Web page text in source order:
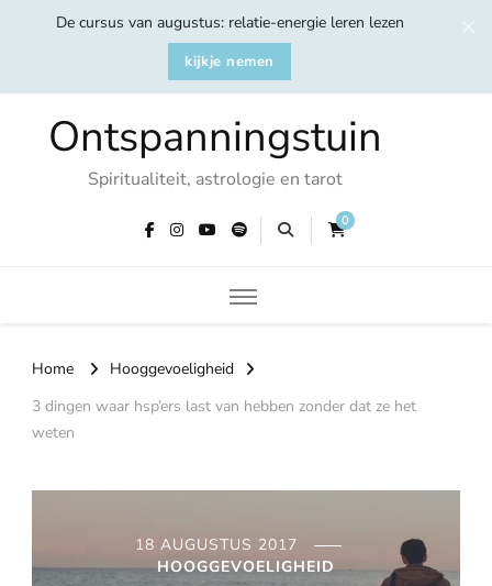
De cursus van augustus: relatie-energie leren lezen
kijkje nemen
Ontspanningstuin
Spiritualiteit, astrologie en tarot
0
Home
Hooggevoeligheid
3 dingen waar hsp’ers last van hebben zonder dat ze het
weten
18 AUGUSTUS 2017
HOOGGEVOELIGHEID